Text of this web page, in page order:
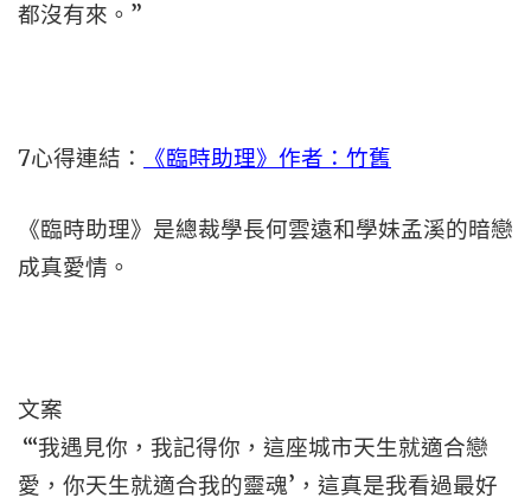
都沒有來。”
7心得連結： 《臨時助理》作者：竹舊
《臨時助理》是總裁學長何雲遠和學妹孟溪的暗戀
成真愛情。
文案
“‘我遇見你，我記得你，這座城市天生就適合戀
愛，你天生就適合我的靈魂’，這真是我看過最好